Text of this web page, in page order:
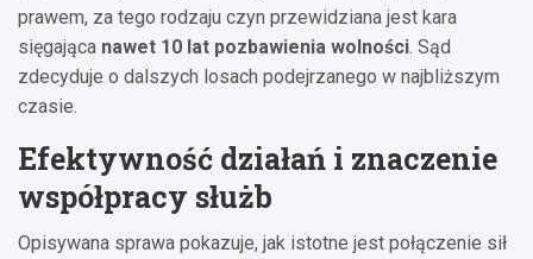
prawem, za tego rodzaju czyn przewidziana jest kara
sięgająca nawet 10 lat pozbawienia wolności. Sąd
zdecyduje o dalszych losach podejrzanego w najbliższym
czasie.
Efektywność działań i znaczenie
współpracy służb
Opisywana sprawa pokazuje, jak istotne jest połączenie sił